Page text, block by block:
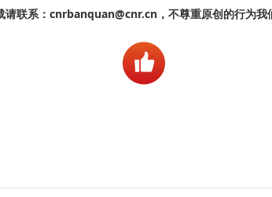
请联系：cnrbanquan@cnr.cn，不尊重原创的行为我